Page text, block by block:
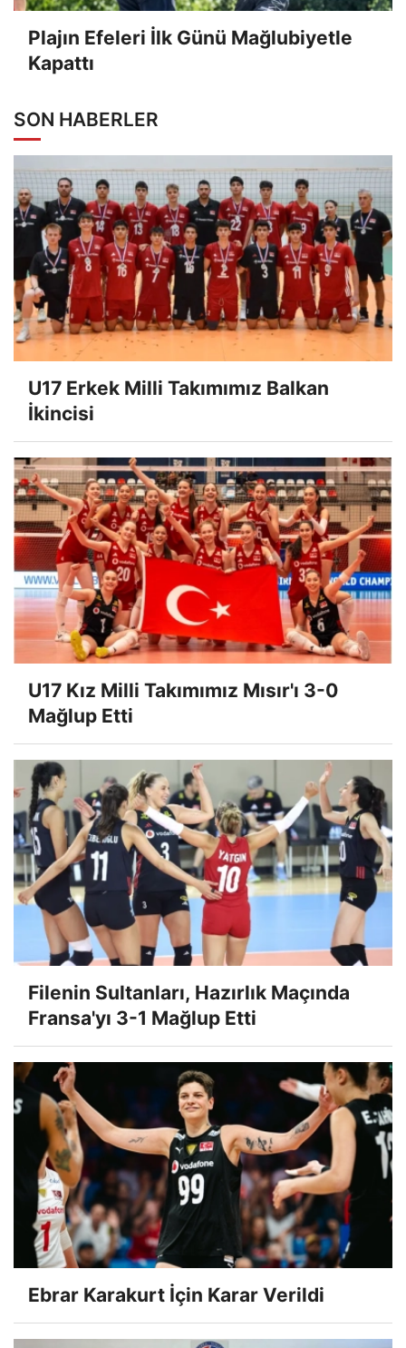
Plajın Efeleri İlk Günü Mağlubiyetle
Kapattı
SON HABERLER
U17 Erkek Milli Takımımız Balkan
İkincisi
U17 Kız Milli Takımımız Mısır'ı 3-0
Mağlup Etti
Filenin Sultanları, Hazırlık Maçında
Fransa'yı 3-1 Mağlup Etti
Ebrar Karakurt İçin Karar Verildi